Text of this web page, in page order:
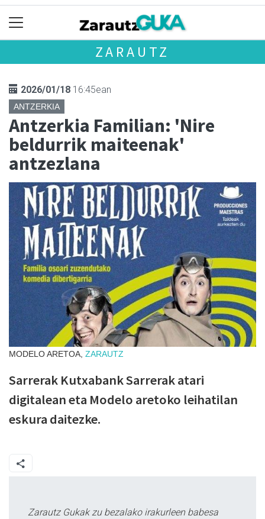
ZARAUTZ
2026/01/18 16:45ean
ANTZERKIA
Antzerkia Familian: 'Nire
beldurrik maiteenak'
antzezlana
MODELO ARETOA, ZARAUTZ
Sarrerak Kutxabank Sarrerak atari
digitalean eta Modelo aretoko leihatilan
eskura daitezke.
Zarautz Gukak zu bezalako irakurleen babesa